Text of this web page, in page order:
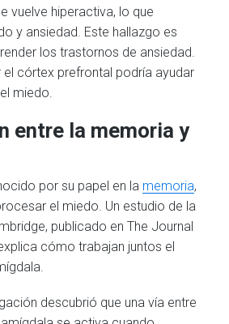
vuelve hiperactiva, lo que
y ansiedad. Este hallazgo es
los trastornos de ansiedad.
córtex prefrontal podría ayudar
miedo.
entre la memoria y
por su papel en la memoria,
el miedo. Un estudio de la
publicado en The Journal
cómo trabajan juntos el
descubrió que una vía entre